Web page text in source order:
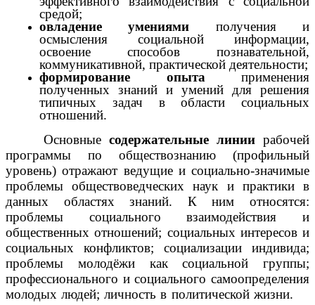
средой;
овладение умениями получения и
осмысления социальной информации,
освоение способов познавательной,
коммуникативной, практической деятельности;
формирование опыта применения
полученных знаний и умений для решения
типичных задач в области социальных
отношений.
Основныесодержательные линии рабочей
программы по обществознанию (профильный
уровень) отражают ведущие и социально-значимые
проблемы обществоведческих наук и практики в
данных областях знаний. К ним относятся:
проблемы социального взаимодействия и
общественных отношений; социальных интересов и
социальных конфликтов; социализации индивида;
проблемы молодёжи как социальной группы;
профессионального и социального самоопределения
молодых людей; личность в политической жизни.